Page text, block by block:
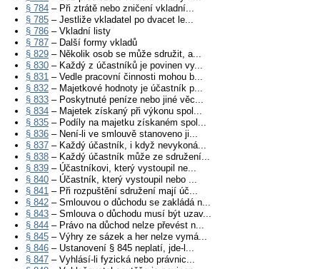
§ 784 – Při ztrátě nebo zničení vkladní...
§ 785 – Jestliže vkladatel po dvacet le...
§ 786 – Vkladní listy
§ 787 – Další formy vkladů
§ 829 – Několik osob se může sdružit, a...
§ 830 – Každý z účastníků je povinen vy...
§ 831 – Vedle pracovní činnosti mohou b...
§ 832 – Majetkové hodnoty je účastník p...
§ 833 – Poskytnuté peníze nebo jiné věc...
§ 834 – Majetek získaný při výkonu spol...
§ 835 – Podíly na majetku získaném spol...
§ 836 – Není-li ve smlouvě stanoveno ji...
§ 837 – Každý účastník, i když nevykoná...
§ 838 – Každý účastník může ze sdružení...
§ 839 – Účastníkovi, který vystoupil ne...
§ 840 – Účastník, který vystoupil nebo ...
§ 841 – Při rozpuštění sdružení mají úč...
§ 842 – Smlouvou o důchodu se zakládá n...
§ 843 – Smlouva o důchodu musí být uzav...
§ 844 – Právo na důchod nelze převést n...
§ 845 – Výhry ze sázek a her nelze vymá...
§ 846 – Ustanovení § 845 neplatí, jde-l...
§ 847 – Vyhlásí-li fyzická nebo právnic...